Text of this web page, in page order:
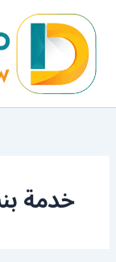
المحتوى
خدمة